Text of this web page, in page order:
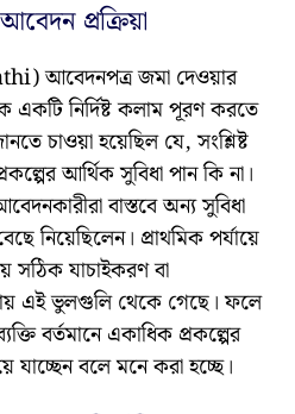
প্রক্রিয়া
আবেদনপত্র জমা দেওয়ার
নির্দিষ্ট কলাম পূরণ করতে
চাওয়া হয়েছিল যে, সংশ্লিষ্ট
আর্থিক সুবিধা পান কি না।
বাস্তবে অন্য সুবিধা
নিয়েছিলেন। প্রাথমিক পর্যায়ে
সঠিক যাচাইকরণ বা
এই ভুলগুলি থেকে গেছে। ফলে
বর্তমানে একাধিক প্রকল্পের
যাচ্ছেন বলে মনে করা হচ্ছে।